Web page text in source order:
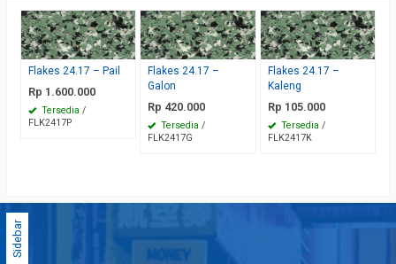
Flakes 24.17 – Pail
Rp 1.600.000
Tersedia /
FLK2417P
Flakes 24.17 –
Galon
Rp 420.000
Tersedia /
FLK2417G
Flakes 24.17 –
Kaleng
Rp 105.000
Tersedia /
FLK2417K
Sidebar